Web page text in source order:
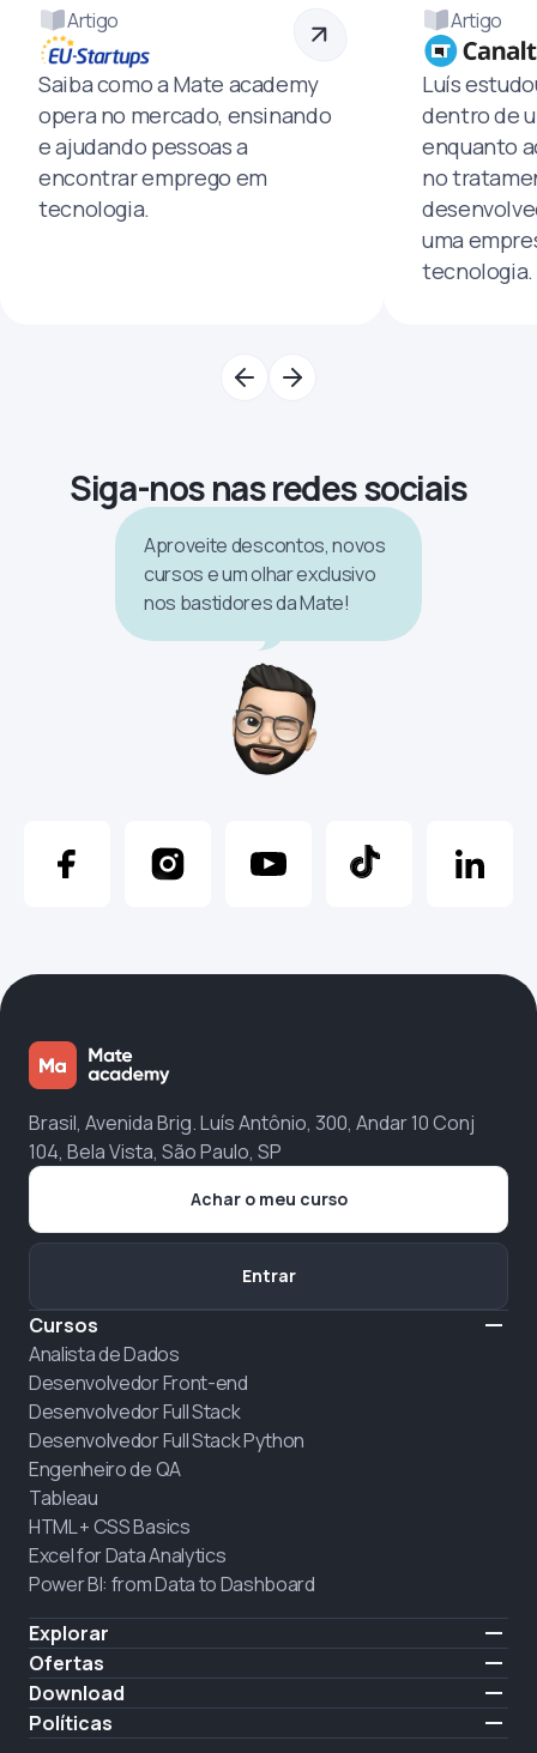
Artigo
Saiba como a Mate academy
opera no mercado, ensinando
e ajudando pessoas a
encontrar emprego em
tecnologia.
Artigo
Luís
dentro de
enquanto
no
uma
tecnologia.
Siga-nos nas redes sociais
Aproveite descontos, novos
cursos e um olhar exclusivo
nos bastidores da Mate!
Brasil, Avenida Brig. Luís Antônio, 300, Andar 10 Conj
104, Bela Vista, São Paulo, SP
Cursos
Analista de Dados
Desenvolvedor Front-end
Desenvolvedor Full Stack
Desenvolvedor Full Stack Python
Engenheiro de QA
Tableau
HTML + CSS Basics
Excel for Data Analytics
Power BI: from Data to Dashboard
Explorar
Preço
Sobre nós
Carreiras
Ofertas
Contratar alunos
Download
iOS
Políticas
Achar o meu curso
Entrar